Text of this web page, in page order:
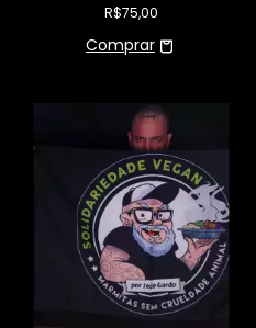
R$75,00